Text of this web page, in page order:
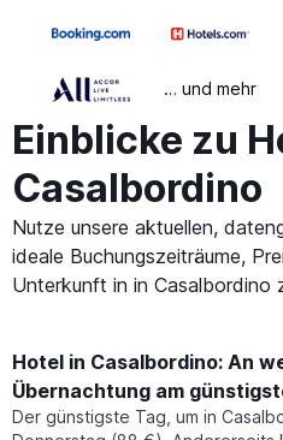
… und mehr
Einblicke zu
Casalbordino
Nutze unsere aktuellen,
ideale Buchungszeiträume,
Unterkunft in in Casalbordino
Hotel in Casalbordino: An
Übernachtung am
Der günstigste Tag, um in